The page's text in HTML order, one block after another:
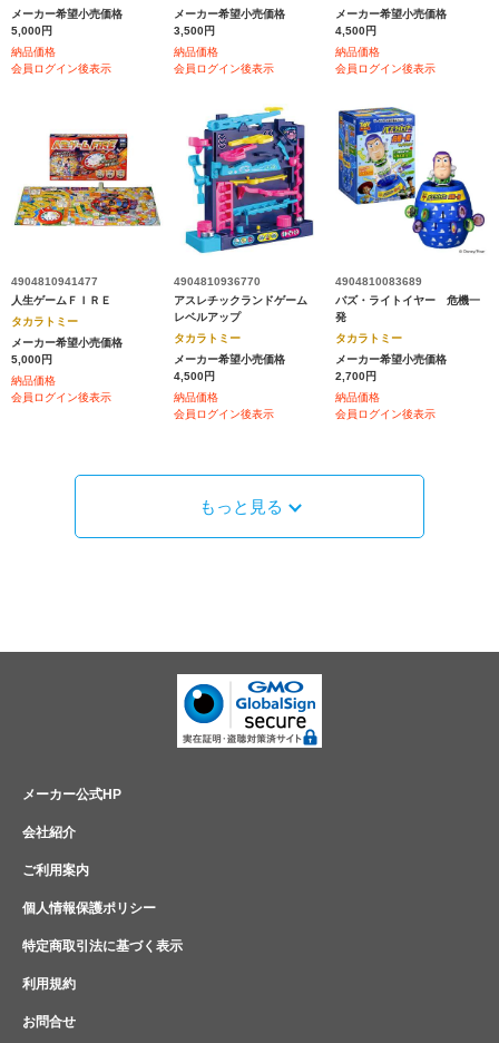
メーカー希望小売価格
5,000円
納品価格
会員ログイン後表示
メーカー希望小売価格
3,500円
納品価格
会員ログイン後表示
メーカー希望小売価格
4,500円
納品価格
会員ログイン後表示
4904810941477
人生ゲームＦＩＲＥ
タカラトミー
メーカー希望小売価格
5,000円
納品価格
会員ログイン後表示
4904810936770
アスレチックランドゲーム
レベルアップ
タカラトミー
メーカー希望小売価格
4,500円
納品価格
会員ログイン後表示
4904810083689
バズ・ライトイヤー 危機一
発
タカラトミー
メーカー希望小売価格
2,700円
納品価格
会員ログイン後表示
もっと見る
メーカー公式HP
会社紹介
ご利用案内
個人情報保護ポリシー
特定商取引法に基づく表示
利用規約
お問合せ